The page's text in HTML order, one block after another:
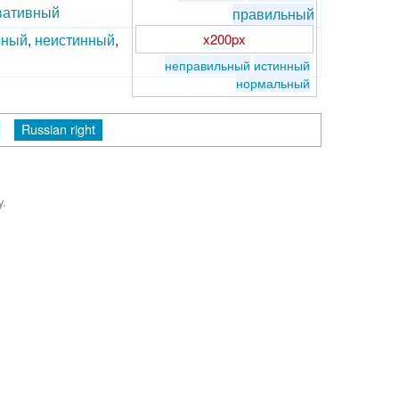
правильный
x200px
неправильный истинный
нормальный
, неистинный,
Russian right